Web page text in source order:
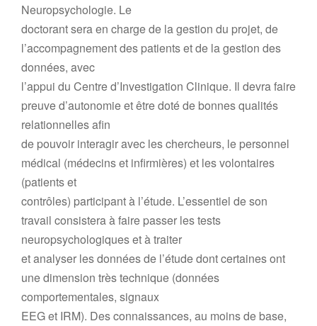
Neuropsychologie. Le
doctorant sera en charge de la gestion du projet, de
l’accompagnement des patients et de la gestion des
données, avec
l’appui du Centre d’Investigation Clinique. Il devra faire
preuve d’autonomie et être doté de bonnes qualités
relationnelles afin
de pouvoir interagir avec les chercheurs, le personnel
médical (médecins et infirmières) et les volontaires
(patients et
contrôles) participant à l’étude. L’essentiel de son
travail consistera à faire passer les tests
neuropsychologiques et à traiter
et analyser les données de l’étude dont certaines ont
une dimension très technique (données
comportementales, signaux
EEG et IRM). Des connaissances, au moins de base,